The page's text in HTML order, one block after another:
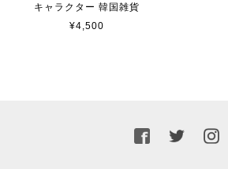
キャラクター 韓国雑貨
¥4,500